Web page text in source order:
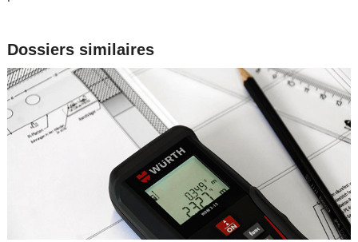
Dossiers similaires